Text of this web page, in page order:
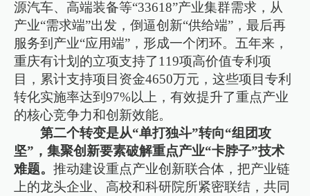
源汽车、高端装备等“33618”产业集群需求，从
产业“需求端”出发，倒逼创新“供给端”，最后再
服务到产业“应用端”，形成一个闭环。五年来，
重庆有计划的立项支持了119项高价值专利项
目，累计支持项目资金4650万元，这些项目专利
转化实施率达到97%以上，有效提升了重点产业
的核心竞争力和创新效能。
第二个转变是从“单打独斗”转向“组团攻
坚”，集聚创新要素破解重点产业“卡脖子”技术
难题。推动建设重点产业创新联合体，把产业链
上的龙头企业、高校和科研院所紧密联结，共同